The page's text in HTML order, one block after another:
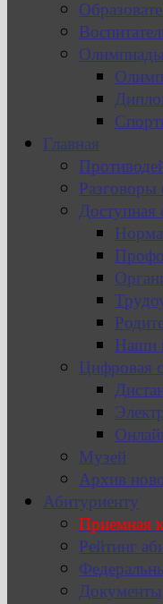
Главная
Доступная
Наши
Цифровая
Музей
Архив
Абитуриенту
Приемная
Рейтинг
Документы